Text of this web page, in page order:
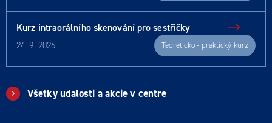
Kurz intraorálního skenování pro sestřičky
24. 9. 2026 Teoreticko - praktický kurz
Všetky udalosti a akcie v centre